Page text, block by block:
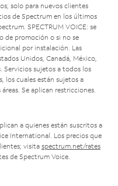
solo para nuevos clientes
de Spectrum en los últimos
SPECTRUM VOICE: se
de promoción o si no se
por instalación. Las
Unidos, Canadá, México,
Servicios sujetos a todos los
los cuales están sujetos a
Se aplican restricciones.
a quienes están suscritos a
International. Los precios que
visita spectrum.net/rates
de Spectrum Voice.